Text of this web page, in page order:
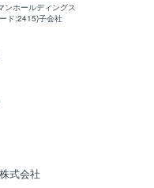
ンホールディングス
ド:2415)子会社
式会社